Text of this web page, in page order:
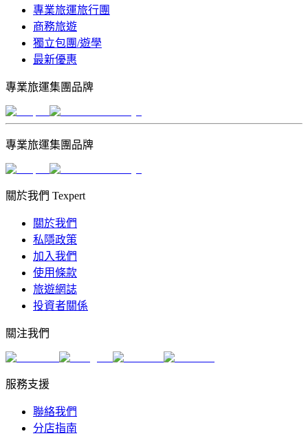
專業旅運旅行團
商務旅遊
獨立包團/遊學
最新優惠
專業旅運集團品牌
專業旅運集團品牌
關於我們 Texpert
關於我們
私隱政策
加入我們
使用條款
旅遊網誌
投資者關係
關注我們
服務支援
聯絡我們
分店指南